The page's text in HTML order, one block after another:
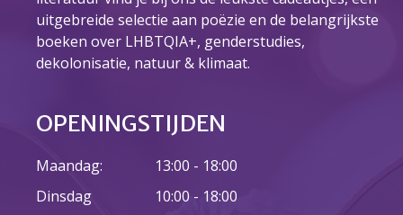
21 juni: Lazy Queer Sunday
augustus 2026
uitgebreide selectie aan poëzie en de belangrijkste
boeken over LHBTQIA+, genderstudies,
dekolonisatie, natuur & klimaat.
OPENINGSTIJDEN
Maandag:
Dinsdag
13:00 - 18:00
10:00 - 18:00